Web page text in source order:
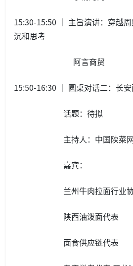
15:30-15:50 ｜ 主旨演讲：穿越
沉和思考
阿言商贸
15:50-16:30 ｜ 圆桌对话二：长
话题：待拟
主持人：中国陕菜网
嘉宾：
兰州牛肉拉面行业协会
陕西油泼面代表‍
面食供应链代表‍‍